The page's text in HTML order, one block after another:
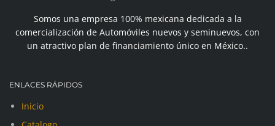
Somos una empresa 100% mexicana dedicada a la
comercialización de Automóviles nuevos y seminuevos, con
un atractivo plan de financiamiento único en México..
ENLACES RÁPIDOS
Inicio